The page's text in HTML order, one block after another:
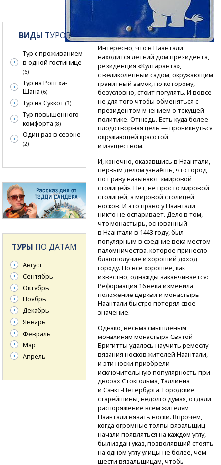
Интересно, что в Наантали
находится летний дом президента,
резиденция «Култаранта»,
с великолепным садом, окружающим
гранитный замок, по которому,
безусловно, стоит погулять. И вовсе
не для того чтобы обменяться с
президентом мнением о текущей
политике. Отнюдь. Есть куда более
плодотворная цель — проникнуться
окружающей красотой
и изяществом.
И, конечно, оказавшись в Наантали,
первым делом узнаёшь, что город
по праву называют «мировой
столицей». Нет, не просто мировой
столицей, а мировой столицей
носков. И это право у Наантали
никто не оспаривает. Дело в том,
что монастырь, основанный
в Наантали в 1443 году, был
популярным в средние века местом
паломничества, которое принесло
благополучие и хороший доход
городу. Но всё хорошее, как
известно, однажды заканчивается:
Реформация 16 века изменила
положение церкви и монастырь
Наантали быстро потерял свое
значение.
Однако, весьма смышлёным
монахиням монастыря Святой
Бригитты удалось научить ремеслу
вязания носков жителей Наантали,
и эти носки приобрели
исключительную популярность при
дворах Стокгольма, Таллинна
и Санкт-Петербурга. Городские
старейшины, недолго думая, отдали
распоряжение всем жителям
Наантали вязать носки. Впрочем,
когда огромные толпы вязальщиц
начали появляться на каждом углу,
был издан указ, позволявший стоять
на одном углу улицы не более, чем
шести вязальщицам, чтобы
ВИДЫ ТУРОВ
Тур с проживанием
в одной гостинице
(6)
Тур на Рош ха-
Шана (6)
Тур на Суккот (3)
Тур повышенного
комфорта (8)
Один раз в сезоне
(2)
ТУРЫ ПО ДАТАМ
Август
Сентябрь
Октябрь
Ноябрь
Декабрь
Январь
Февраль
Март
Апрель